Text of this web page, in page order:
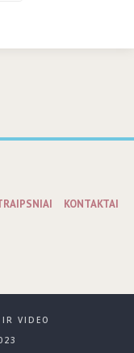
KONTAKTAI
VIDEO